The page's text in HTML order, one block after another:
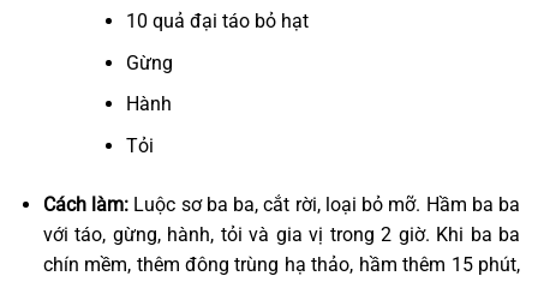
10 quả đại táo bỏ hạt
Gừng
Hành
Tỏi
Cách làm: Luộc sơ ba ba, cắt rời, loại bỏ mỡ. Hầm ba ba
với táo, gừng, hành, tỏi và gia vị trong 2 giờ. Khi ba ba
chín mềm, thêm đông trùng hạ thảo, hầm thêm 15 phút,